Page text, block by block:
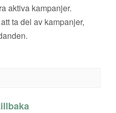
aktiva kampanjer.
ta del av kampanjer,